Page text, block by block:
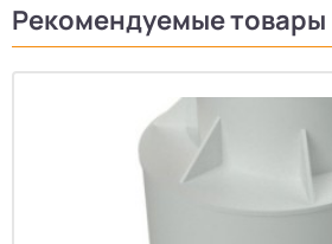
Рекомендуемые товары